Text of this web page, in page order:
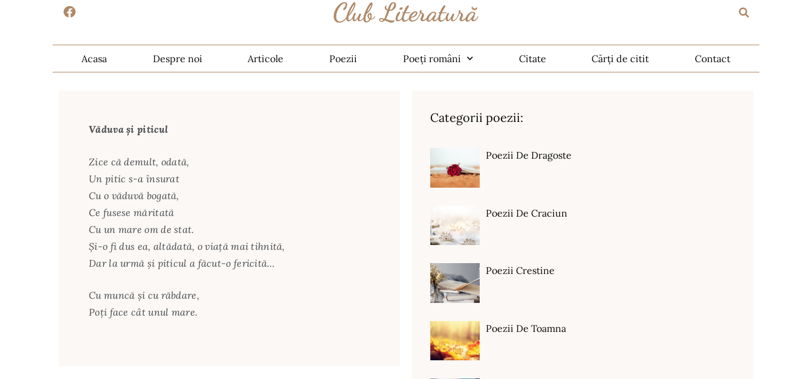
Acasa Despre noi Articole Poezii Poeți români Citate Cărți de citit Contact
Văduva şi piticul
Zice că demult, odată,
Un pitic s-a însurat
Cu o văduvă bogată,
Ce fusese măritată
Cu un mare om de stat.
Şi-o fi dus ea, altădată, o viaţă mai tihnită,
Dar la urmă şi piticul a făcut-o fericită…
Cu muncă şi cu răbdare,
Poţi face cât unul mare.
Categorii poezii:
Poezii De Dragoste
Poezii De Craciun
Poezii Crestine
Poezii De Toamna